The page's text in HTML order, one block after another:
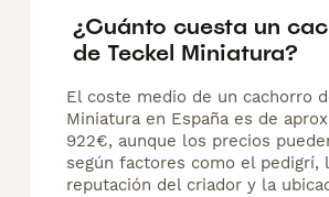
¿Cuánto cuesta un
de Teckel Miniatura?
El coste medio de un cachorro
Miniatura en España es de
922€, aunque los precios
según factores como el pedigrí,
reputación del criador y la